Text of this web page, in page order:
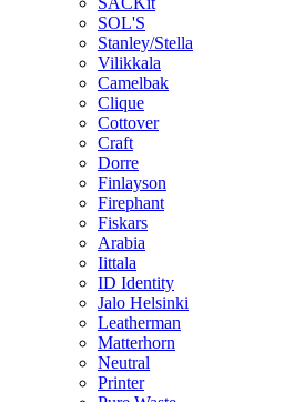
SOL'S
Stanley/Stella
Vilikkala
Camelbak
Clique
Cottover
Craft
Dorre
Finlayson
Firephant
Fiskars
Arabia
Iittala
ID Identity
Jalo Helsinki
Leatherman
Matterhorn
Neutral
Printer